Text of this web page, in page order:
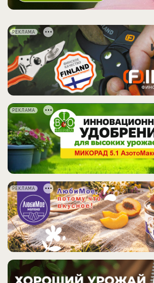
РЕКЛАМА
РЕКЛАМА
РЕКЛАМА